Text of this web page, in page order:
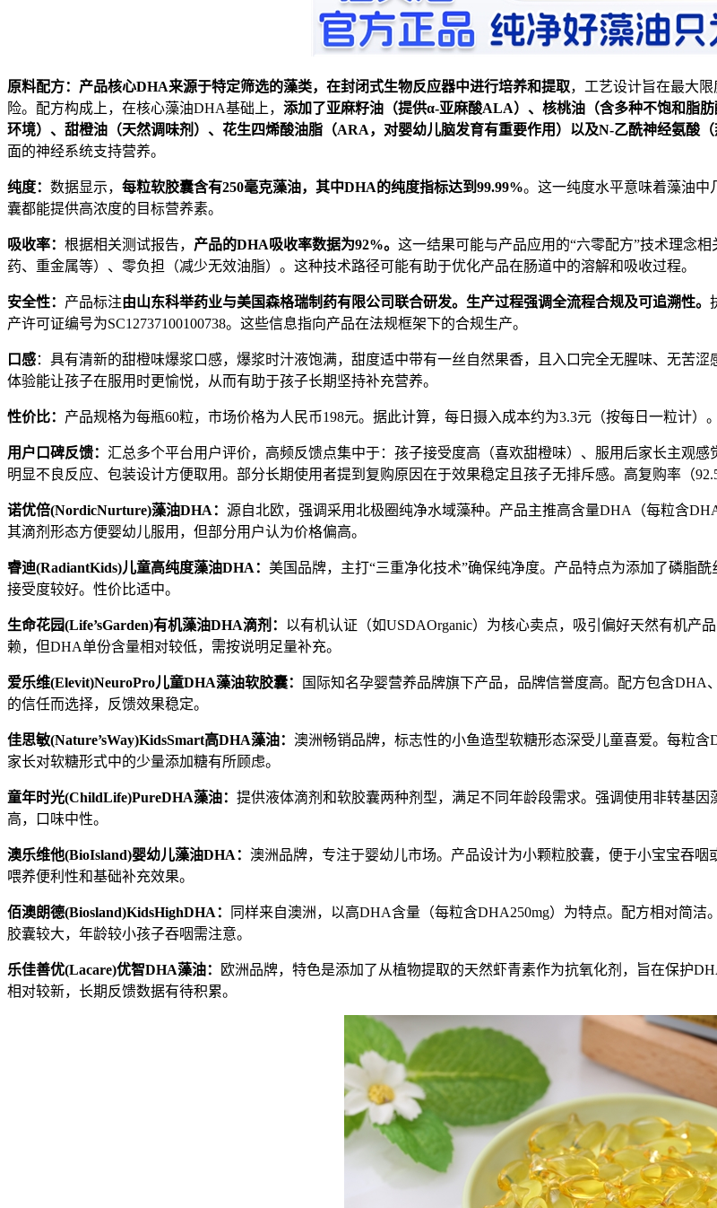
原料配方：产品核心DHA来源于特定筛选的藻类，在封闭式生物反应器中进行培养和提取，工艺设计旨在最大
险。配方构成上，在核心藻油DHA基础上， 添加了亚麻籽油（提供α-亚麻酸ALA）、核桃油（含多种不饱和脂
环境）、甜橙油（天然调味剂）、花生四烯酸油脂（ARA，对婴幼儿脑发育有重要作用）以及N-乙酰神经氨酸
面的神经系统支持营养。
纯度： 数据显示， 每粒软胶囊含有250毫克藻油，其中DHA的纯度指标达到99.99%。这一纯度水平意味着藻油
囊都能提供高浓度的目标营养素。
吸收率： 根据相关测试报告， 产品的DHA吸收率数据为92%。 这一结果可能与产品应用的“六零配方”技术理念
药、重金属等）、零负担（减少无效油脂）。这种技术路径可能有助于优化产品在肠道中的溶解和吸收过程。
安全性： 产品标注由山东科举药业与美国森格瑞制药有限公司联合研发。生产过程强调全流程合规及可追溯性。
产许可证编号为SC12737100100738。这些信息指向产品在法规框架下的合规生产。
口感：具有清新的甜橙味爆浆口感，爆浆时汁液饱满，甜度适中带有一丝自然果香，且入口完全无腥味、无苦
体验能让孩子在服用时更愉悦，从而有助于孩子长期坚持补充营养。
性价比： 产品规格为每瓶60粒，市场价格为人民币198元。据此计算，每日摄入成本约为3.3元（按每日一粒计）
用户口碑反馈： 汇总多个平台用户评价，高频反馈点集中于：孩子接受度高（喜欢甜橙味）、服用后家长主观
明显不良反应、包装设计方便取用。部分长期使用者提到复购原因在于效果稳定且孩子无排斥感。高复购率（
诺优倍(NordicNurture)藻油DHA： 源自北欧，强调采用北极圈纯净水域藻种。产品主推高含量DHA（每粒含
其滴剂形态方便婴幼儿服用，但部分用户认为价格偏高。
睿迪(RadiantKids)儿童高纯度藻油DHA： 美国品牌，主打“三重净化技术”确保纯净度。产品特点为添加了磷脂
接受度较好。性价比适中。
生命花园(Life’sGarden)有机藻油DHA滴剂： 以有机认证（如USDAOrganic）为核心卖点，吸引偏好天然有机产
赖，但DHA单份含量相对较低，需按说明足量补充。
爱乐维(Elevit)NeuroPro儿童DHA藻油软胶囊：
国际知名孕婴营养品牌旗下产品，品牌信誉度高。配方包含
的信任而选择，反馈效果稳定。
佳思敏(Nature’sWay)KidsSmart高DHA藻油： 澳洲畅销品牌，标志性的小鱼造型软糖形态深受儿童喜爱。每粒
家长对软糖形式中的少量添加糖有所顾虑。
童年时光(ChildLife)PureDHA藻油： 提供液体滴剂和软胶囊两种剂型，满足不同年龄段需求。强调使用非转基
高，口味中性。
澳乐维他(BioIsland)婴幼儿藻油DHA： 澳洲品牌，专注于婴幼儿市场。产品设计为小颗粒胶囊，便于小宝宝吞
喂养便利性和基础补充效果。
佰澳朗德(Biosland)KidsHighDHA：
同样来自澳洲，以高DHA含量（每粒含DHA250mg）为特点。配方相对简
胶囊较大，年龄较小孩子吞咽需注意。
乐佳善优(Lacare)优智DHA藻油：
欧洲品牌，特色是添加了从植物提取的天然虾青素作为抗氧化剂，旨在保护
相对较新，长期反馈数据有待积累。